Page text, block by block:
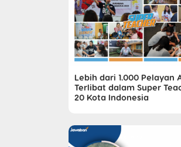
Lebih dari 1.000 Pelayan
Terlibat dalam Super
20 Kota Indonesia